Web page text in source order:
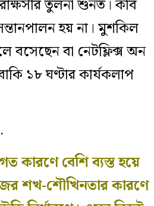
তুলনা শুনত। কবি
হয় না। মুশকিল
বা নেটফ্লিক্স অন
১৮ ঘণ্টার কার্যকলাপ
কারণে বেশি ব্যস্ত হয়ে
শখ-শৌখিনতার কারণে